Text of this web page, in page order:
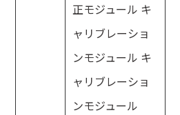
正モジュール キ
ャリブレーショ
ンモジュール キ
ャリブレーショ
ンモジュール